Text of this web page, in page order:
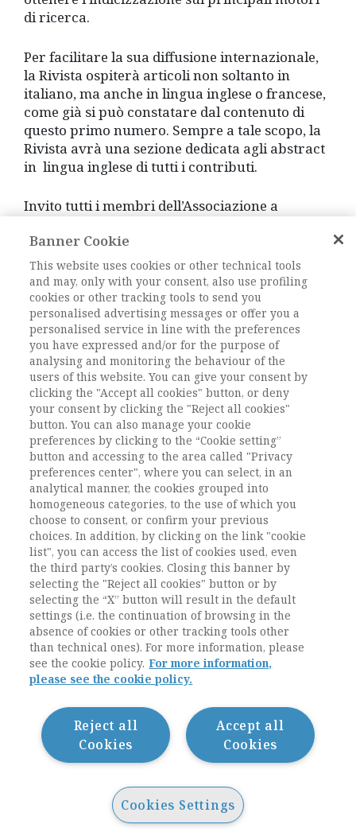
di ricerca.
Per facilitare la sua diffusione internazionale,
la Rivista ospiterà articoli non soltanto in
italiano, ma anche in lingua inglese o francese,
come già si può constatare dal contenuto di
questo primo numero. Sempre a tale scopo, la
Rivista avrà una sezione dedicata agli abstract
in lingua inglese di tutti i contributi.
Invito tutti i membri dell’Associazione a
inviandoci suggerimenti e consigli, proposte di
iniziative, articoli, che saranno sempre
attentamente vagliati. Per facilitare le
comunicazioni, abbiamo approntato un
indirizzo specifico (rivista@ais-sociologia.it)
presente nella sezione «Rivista» del nostro sito
associativo.
Voglio infine ringraziare sentitamente
Alessandro Cavalli, che si è reso disponibile ad
essere il direttore legale della Rivista, tutta la
redazione, ma in particolare Marita Rampazi,
che si è generosamente impegnata
nell’attuazione di questa iniziativa. Senza la sua
opera intelligente, laboriosa ed efficace la
Rivista non sarebbe nata.
Contatti / Contacts
Privacy
Cookie Policy
Whistleblowing
Dichiarazione di accessibilità
Banner Cookie
This website uses cookies or other technical tools
and may, only with your consent, also use profiling
cookies or other tracking tools to send you
personalised advertising messages or offer you a
personalised service in line with the preferences
you have expressed and/or for the purpose of
analysing and monitoring the behaviour of the
users of this website. You can give your consent by
clicking the "Accept all cookies" button, or deny
your consent by clicking the "Reject all cookies"
button. You can also manage your cookie
preferences by clicking to the “Cookie setting”
button and accessing to the area called "Privacy
preferences center", where you can select, in an
analytical manner, the cookies grouped into
homogeneous categories, to the use of which you
choose to consent, or confirm your previous
choices. In addition, by clicking on the link "cookie
list", you can access the list of cookies used, even
the third party’s cookies. Closing this banner by
selecting the "Reject all cookies" button or by
selecting the “X” button will result in the default
settings (i.e. the continuation of browsing in the
absence of cookies or other tracking tools other
than technical ones). For more information, please
see the cookie policy. For more information,
please see the cookie policy.
Accept all
Cookies
Reject all
Cookies
Cookies Settings